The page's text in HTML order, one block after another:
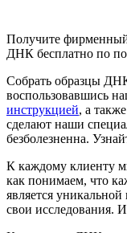
Получите фирменный
ДНК бесплатно по
Собрать образцы
воспользовавшись
инструкцией, а
сделают наши
безболезненна.
К каждому клиенту
как понимаем, что
является
свои исследования.